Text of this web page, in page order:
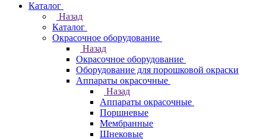
Каталог
Назад
Каталог
Окрасочное оборудование
Назад
Окрасочное оборудование
Оборудование для порошковой окраски
Аппараты окрасочные
Назад
Аппараты окрасочные
Поршневые
Мембранные
Шнековые